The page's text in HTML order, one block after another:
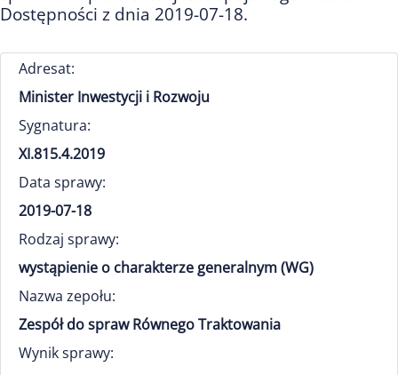
Dostępności z dnia 2019-07-18.
Adresat:
Minister Inwestycji i Rozwoju
Sygnatura:
XI.815.4.2019
Data sprawy:
2019-07-18
Rodzaj sprawy:
wystąpienie o charakterze generalnym (WG)
Nazwa zepołu:
Zespół do spraw Równego Traktowania
Wynik sprawy: